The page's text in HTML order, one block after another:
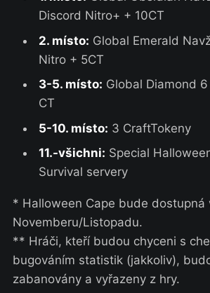
Discord Nitro+ + 10CT
2. místo: Global Emerald
Nitro + 5CT
3-5. místo: Global Diamond
CT
5-10. místo: 3 CraftTokeny
11.-všichni: Special
Survival servery
* Halloween Cape bude dostupná
Novemberu/Listopadu.
** Hráči, kteří budou chyceni s
bugováním statistik (jakkoliv),
zabanovány a vyřazeny z hry.